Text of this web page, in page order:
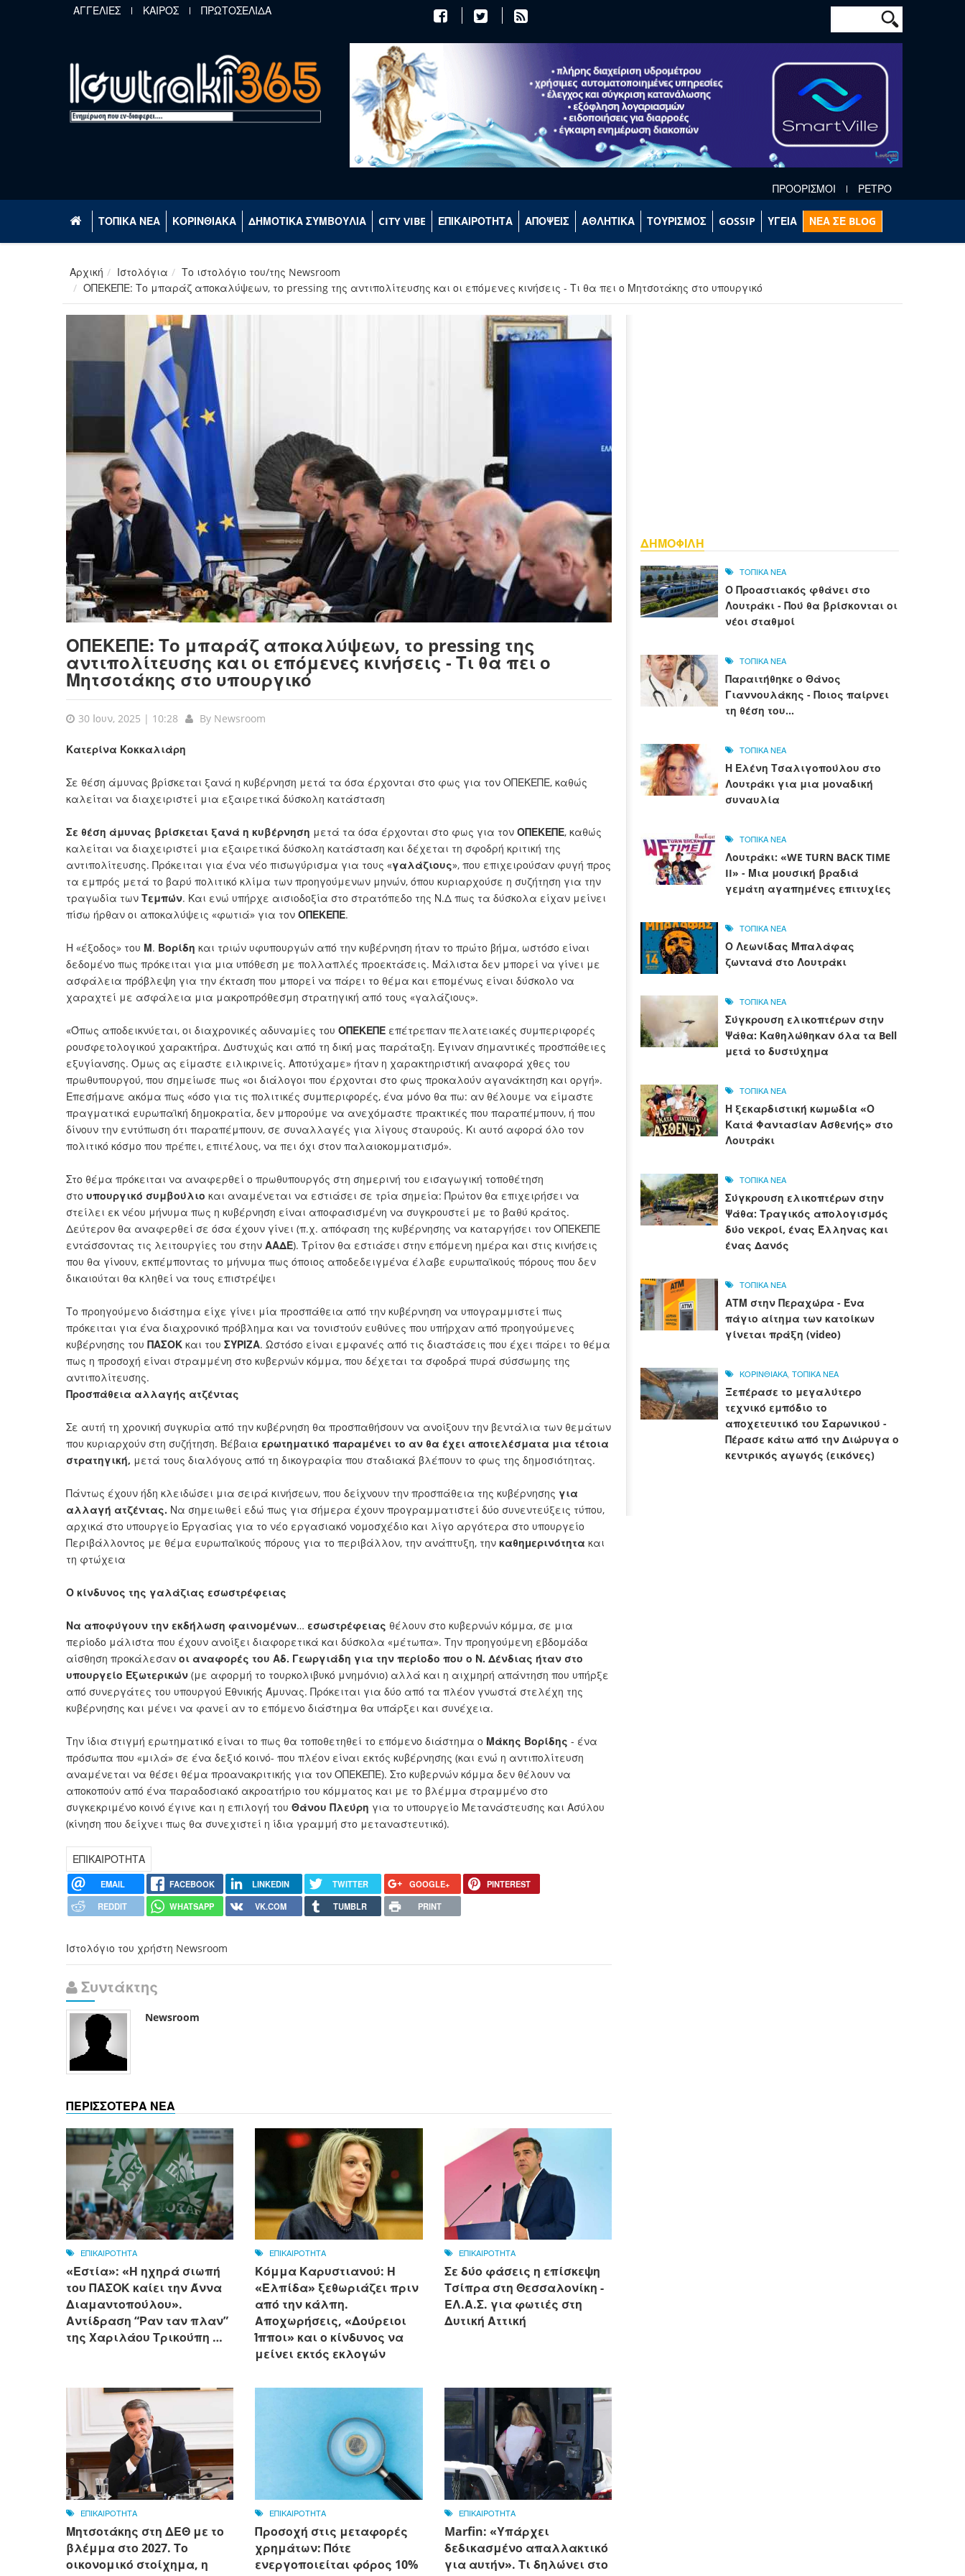
Παράκαμψη προς το κυρίως περιεχόμενο
ΑΓΓΕΛΙΕΣ ΚΑΙΡΟΣ ΠΡΩΤΟΣΕΛΙΔΑ Φόρμα
Αναζήτηση
ΠΡΟΟΡΙΣΜΟΙ ΡΕΤΡΟ
ΤΟΠΙΚΑ ΝΕΑ ΚΟΡΙΝΘΙΑΚΑ ΔΗΜΟΤΙΚΑ ΣΥΜΒΟΥΛΙΑ CITY VIBE ΕΠΙΚΑΙΡΟΤΗΤΑ ΑΠΟΨΕΙΣ ΑΘΛΗΤΙΚΑ ΤΟΥΡΙΣΜΟΣ GOSSIP ΥΓΕΙΑ ΝΕΑ ΣΕ BLOG
Αρχική Ιστολόγια
Το ιστολόγιο του/της Newsroom
ΟΠΕΚΕΠΕ: Το μπαράζ αποκαλύψεων, το pressing της αντιπολίτευσης και οι επόμενες κινήσεις - Τι θα πει ο Μητσοτάκης στο υπουργικό
ΟΠΕΚΕΠΕ: Το μπαράζ αποκαλύψεων, το pressing της
αντιπολίτευσης και οι επόμενες κινήσεις - Τι θα πει ο
Μητσοτάκης στο υπουργικό
30 Ιουν, 2025 | 10:28 By Newsroom
Κατερίνα Κοκκαλιάρη
Σε θέση άμυνας βρίσκεται ξανά η κυβέρνηση μετά τα όσα έρχονται στο φως για τον ΟΠΕΚΕΠΕ, καθώς
καλείται να διαχειριστεί μια εξαιρετικά δύσκολη κατάσταση
Σε θέση άμυνας βρίσκεται ξανά η κυβέρνηση μετά τα όσα έρχονται στο φως για τον ΟΠΕΚΕΠΕ, καθώς
καλείται να διαχειριστεί μια εξαιρετικά δύσκολη κατάσταση και δέχεται τη σφοδρή κριτική της
αντιπολίτευσης. Πρόκειται για ένα νέο πισωγύρισμα για τους «γαλάζιους», που επιχειρούσαν φυγή προς
τα εμπρός μετά το βαρύ πολιτικό κλίμα των προηγούμενων μηνών, όπου κυριαρχούσε η συζήτηση για την
τραγωδία των Τεμπών. Και ενώ υπήρχε αισιοδοξία στο στρατόπεδο της Ν.Δ πως τα δύσκολα είχαν μείνει
πίσω ήρθαν οι αποκαλύψεις «φωτιά» για τον ΟΠΕΚΕΠΕ.
Η «έξοδος» του Μ. Βορίδη και τριών υφυπουργών από την κυβέρνηση ήταν το πρώτο βήμα, ωστόσο είναι
δεδομένο πως πρόκειται για μια υπόθεση με πολλαπλές προεκτάσεις. Μάλιστα δεν μπορεί να γίνει με
ασφάλεια πρόβλεψη για την έκταση που μπορεί να πάρει το θέμα και επομένως είναι δύσκολο να
χαραχτεί με ασφάλεια μια μακροπρόθεσμη στρατηγική από τους «γαλάζιους».
«Όπως αποδεικνύεται, οι διαχρονικές αδυναμίες του ΟΠΕΚΕΠΕ επέτρεπαν πελατειακές συμπεριφορές
ρουσφετολογικού χαρακτήρα. Δυστυχώς και από τη δική μας παράταξη. Έγιναν σημαντικές προσπάθειες
εξυγίανσης. Όμως ας είμαστε ειλικρινείς. Αποτύχαμε» ήταν η χαρακτηριστική αναφορά χθες του
πρωθυπουργού, που σημείωσε πως «οι διάλογοι που έρχονται στο φως προκαλούν αγανάκτηση και οργή».
Επεσήμανε ακόμα πως «όσο για τις πολιτικές συμπεριφορές, ένα μόνο θα πω: αν θέλουμε να είμαστε
πραγματικά ευρωπαϊκή δημοκρατία, δεν μπορούμε να ανεχόμαστε πρακτικές που παραπέμπουν, ή που
δίνουν την εντύπωση ότι παραπέμπουν, σε συναλλαγές για λίγους σταυρούς. Κι αυτό αφορά όλο τον
πολιτικό κόσμο που πρέπει, επιτέλους, να πει όχι στον παλαιοκομματισμό».
Στο θέμα πρόκειται να αναφερθεί ο πρωθυπουργός στη σημερινή του εισαγωγική τοποθέτηση
στο υπουργικό συμβούλιο και αναμένεται να εστιάσει σε τρία σημεία: Πρώτον θα επιχειρήσει να
στείλει εκ νέου μήνυμα πως η κυβέρνηση είναι αποφασισμένη να συγκρουστεί με το βαθύ κράτος.
Δεύτερον θα αναφερθεί σε όσα έχουν γίνει (π.χ. απόφαση της κυβέρνησης να καταργήσει τον ΟΠΕΚΕΠΕ
εντάσσοντας τις λειτουργίες του στην ΑΑΔΕ). Τρίτον θα εστιάσει στην επόμενη ημέρα και στις κινήσεις
που θα γίνουν, εκπέμποντας το μήνυμα πως όποιος αποδεδειγμένα έλαβε ευρωπαϊκούς πόρους που δεν
δικαιούται θα κληθεί να τους επιστρέψει
Το προηγούμενο διάστημα είχε γίνει μία προσπάθεια από την κυβέρνηση να υπογραμμιστεί πως
πρόκειται για ένα διαχρονικό πρόβλημα και να τονιστούν ευθύνες που υπήρχαν από προηγούμενες
κυβέρνησης του ΠΑΣΟΚ και του ΣΥΡΙΖΑ. Ωστόσο είναι εμφανές από τις διαστάσεις που έχει πάρει το θέμα
πως η προσοχή είναι στραμμένη στο κυβερνών κόμμα, που δέχεται τα σφοδρά πυρά σύσσωμης της
αντιπολίτευσης.
Προσπάθεια αλλαγής ατζέντας
Σε αυτή τη χρονική συγκυρία από την κυβέρνηση θα προσπαθήσουν να ανοίξουν την βεντάλια των θεμάτων
που κυριαρχούν στη συζήτηση. Βέβαια ερωτηματικό παραμένει το αν θα έχει αποτελέσματα μια τέτοια
στρατηγική, μετά τους διαλόγους από τη δικογραφία που σταδιακά βλέπουν το φως της δημοσιότητας.
Πάντως έχουν ήδη κλειδώσει μια σειρά κινήσεων, που δείχνουν την προσπάθεια της κυβέρνησης για
αλλαγή ατζέντας. Να σημειωθεί εδώ πως για σήμερα έχουν προγραμματιστεί δύο συνεντεύξεις τύπου,
αρχικά στο υπουργείο Εργασίας για το νέο εργασιακό νομοσχέδιο και λίγο αργότερα στο υπουργείο
Περιβάλλοντος με θέμα ευρωπαϊκούς πόρους για το περιβάλλον, την ανάπτυξη, την καθηµερινότητα και
τη φτώχεια
Ο κίνδυνος της γαλάζιας εσωστρέφειας
Να αποφύγουν την εκδήλωση φαινομένων… εσωστρέφειας θέλουν στο κυβερνών κόμμα, σε μια
περίοδο μάλιστα που έχουν ανοίξει διαφορετικά και δύσκολα «μέτωπα». Την προηγούμενη εβδομάδα
αίσθηση προκάλεσαν οι αναφορές του Αδ. Γεωργιάδη για την περίοδο που ο Ν. Δένδιας ήταν στο
υπουργείο Εξωτερικών (με αφορμή το τουρκολιβυκό μνημόνιο) αλλά και η αιχμηρή απάντηση που υπήρξε
από συνεργάτες του υπουργού Εθνικής Άμυνας. Πρόκειται για δύο από τα πλέον γνωστά στελέχη της
κυβέρνησης και μένει να φανεί αν το επόμενο διάστημα θα υπάρξει και συνέχεια.
Την ίδια στιγμή ερωτηματικό είναι το πως θα τοποθετηθεί το επόμενο διάστημα ο Μάκης Βορίδης - ένα
πρόσωπα που «μιλά» σε ένα δεξιό κοινό- που πλέον είναι εκτός κυβέρνησης (και ενώ η αντιπολίτευση
αναμένεται να θέσει θέμα προανακριτικής για τον ΟΠΕΚΕΠΕ). Στο κυβερνών κόμμα δεν θέλουν να
αποκοπούν από ένα παραδοσιακό ακροατήριο του κόμματος και με το βλέμμα στραμμένο στο
συγκεκριμένο κοινό έγινε και η επιλογή του Θάνου Πλεύρη για το υπουργείο Μετανάστευσης και Ασύλου
(κίνηση που δείχνει πως θα συνεχιστεί η ίδια γραμμή στο μεταναστευτικό).
ΕΠΙΚΑΙΡΟΤΗΤΑ
EMAIL FACEBOOK LINKEDIN TWITTER GOOGLE+
PINTEREST
REDDIT
WHATSAPP VK.COM TUMBLR PRINT
Ιστολόγιο του χρήστη Newsroom
Συντάκτης
Newsroom
ΠΕΡΙΣΣΟΤΕΡΑ ΝΕΑ
ΕΠΙΚΑΙΡΟΤΗΤΑ
«Εστία»: «Η ηχηρά σιωπή
του ΠΑΣΟΚ καίει την Άννα
Διαμαντοπούλου».
Αντίδραση “Ραν ταν πλαν”
της Χαριλάου Τρικούπη …
ΕΠΙΚΑΙΡΟΤΗΤΑ
Κόμμα Καρυστιανού: Η
«Ελπίδα» ξεθωριάζει πριν
από την κάλπη.
Αποχωρήσεις, «Δούρειοι
Ίπποι» και ο κίνδυνος να
μείνει εκτός εκλογών
ΕΠΙΚΑΙΡΟΤΗΤΑ
Σε δύο φάσεις η επίσκεψη
Τσίπρα στη Θεσσαλονίκη -
ΕΛ.Α.Σ. για φωτιές στη
Δυτική Αττική
ΕΠΙΚΑΙΡΟΤΗΤΑ
Μητσοτάκης στη ΔΕΘ με το
βλέμμα στο 2027. Το
οικονομικό στοίχημα, η
ΕΠΙΚΑΙΡΟΤΗΤΑ
Προσοχή στις μεταφορές
χρημάτων: Πότε
ενεργοποιείται φόρος 10%
ΕΠΙΚΑΙΡΟΤΗΤΑ
Marfin: «Υπάρχει
δεδικασμένο απαλλακτικό
για αυτήν». Τι δηλώνει στο
ΔΗΜΟΦΙΛΗ
ΤΟΠΙΚΑ ΝΕΑ
Ο Προαστιακός φθάνει στο
Λουτράκι - Πού θα βρίσκονται οι
νέοι σταθμοί
ΤΟΠΙΚΑ ΝΕΑ
Παραιτήθηκε ο Θάνος
Γιαννουλάκης - Ποιος παίρνει
τη θέση του...
ΤΟΠΙΚΑ ΝΕΑ
Η Ελένη Τσαλιγοπούλου στο
Λουτράκι για μια μοναδική
συναυλία
ΤΟΠΙΚΑ ΝΕΑ
Λουτράκι: «WE TURN BACK TIME
II» - Μια μουσική βραδιά
γεμάτη αγαπημένες επιτυχίες
ΤΟΠΙΚΑ ΝΕΑ
Ο Λεωνίδας Μπαλάφας
ζωντανά στο Λουτράκι
ΤΟΠΙΚΑ ΝΕΑ
Σύγκρουση ελικοπτέρων στην
Ψάθα: Καθηλώθηκαν όλα τα Bell
μετά το δυστύχημα
ΤΟΠΙΚΑ ΝΕΑ
Η ξεκαρδιστική κωμωδία «Ο
Κατά Φαντασίαν Ασθενής» στο
Λουτράκι
ΤΟΠΙΚΑ ΝΕΑ
Σύγκρουση ελικοπτέρων στην
Ψάθα: Τραγικός απολογισμός
δύο νεκροί, ένας Έλληνας και
ένας Δανός
ΤΟΠΙΚΑ ΝΕΑ
ΑΤΜ στην Περαχώρα - Ένα
πάγιο αίτημα των κατοίκων
γίνεται πράξη (video)
ΚΟΡΙΝΘΙΑΚΑ, ΤΟΠΙΚΑ ΝΕΑ
Ξεπέρασε το μεγαλύτερο
τεχνικό εμπόδιο το
αποχετευτικό του Σαρωνικού -
Πέρασε κάτω από την Διώρυγα ο
κεντρικός αγωγός (εικόνες)